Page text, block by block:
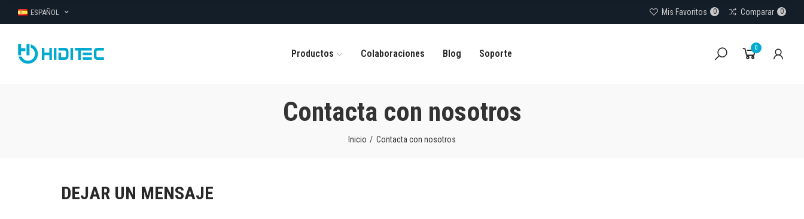
ESPAÑOL Mis Favoritos 0 Comparar 0
Productos Colaboraciones Blog Soporte
0
Contacta con nosotros
Inicio Contacta con nosotros
DEJAR UN MENSAJE